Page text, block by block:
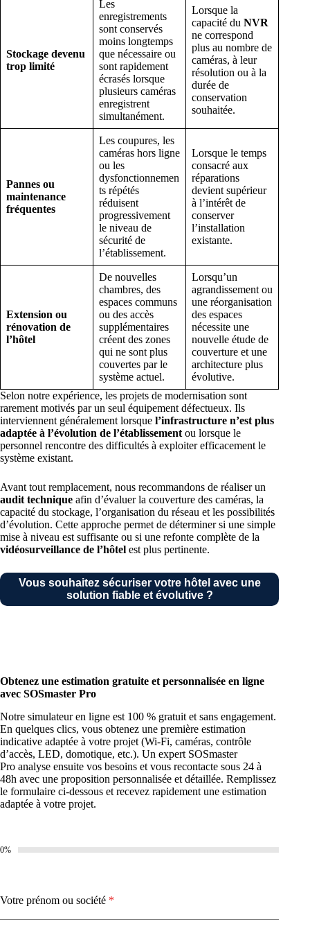
Stockage devenu
trop limité
Les
enregistrements
sont conservés
moins longtemps
que nécessaire ou
sont rapidement
écrasés lorsque
plusieurs caméras
enregistrent
simultanément.
Lorsque la
capacité du NVR
ne correspond
plus au nombre de
caméras, à leur
résolution ou à la
durée de
conservation
souhaitée.
Pannes ou
maintenance
fréquentes
Les coupures, les
caméras hors ligne
ou les
dysfonctionnemen
ts répétés
réduisent
progressivement
le niveau de
sécurité de
l’établissement.
Lorsque le temps
consacré aux
réparations
devient supérieur
à l’intérêt de
conserver
l’installation
existante.
Extension ou
rénovation de
l’hôtel
De nouvelles
chambres, des
espaces communs
ou des accès
supplémentaires
créent des zones
qui ne sont plus
couvertes par le
système actuel.
Lorsqu’un
agrandissement ou
une réorganisation
des espaces
nécessite une
nouvelle étude de
couverture et une
architecture plus
évolutive.
Selon notre expérience, les projets de modernisation sont
rarement motivés par un seul équipement défectueux. Ils
interviennent généralement lorsque l’infrastructure n’est plus
adaptée à l’évolution de l’établissement ou lorsque le
personnel rencontre des difficultés à exploiter efficacement le
système existant.
Avant tout remplacement, nous recommandons de réaliser un
audit technique afin d’évaluer la couverture des caméras, la
capacité du stockage, l’organisation du réseau et les possibilités
d’évolution. Cette approche permet de déterminer si une simple
mise à niveau est suffisante ou si une refonte complète de la
vidéosurveillance de l’hôtel est plus pertinente.
Vous souhaitez sécuriser votre hôtel avec une
solution fiable et évolutive ?
Obtenez une estimation gratuite et personnalisée en ligne
avec SOSmaster Pro
Notre simulateur en ligne est 100 % gratuit et sans engagement.
En quelques clics, vous obtenez une première estimation
indicative adaptée à votre projet (Wi-Fi, caméras, contrôle
d’accès, LED, domotique, etc.). Un expert SOSmaster
Pro analyse ensuite vos besoins et vous recontacte sous 24 à
48h avec une proposition personnalisée et détaillée. Remplissez
le formulaire ci-dessous et recevez rapidement une estimation
adaptée à votre projet.
0%
Votre prénom ou société *